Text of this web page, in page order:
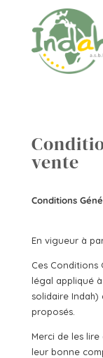
vente
Conditions
En vigueur à
Ces Conditions
légal appliqué
solidaire Indah)
proposés.
Merci de les
leur bonne